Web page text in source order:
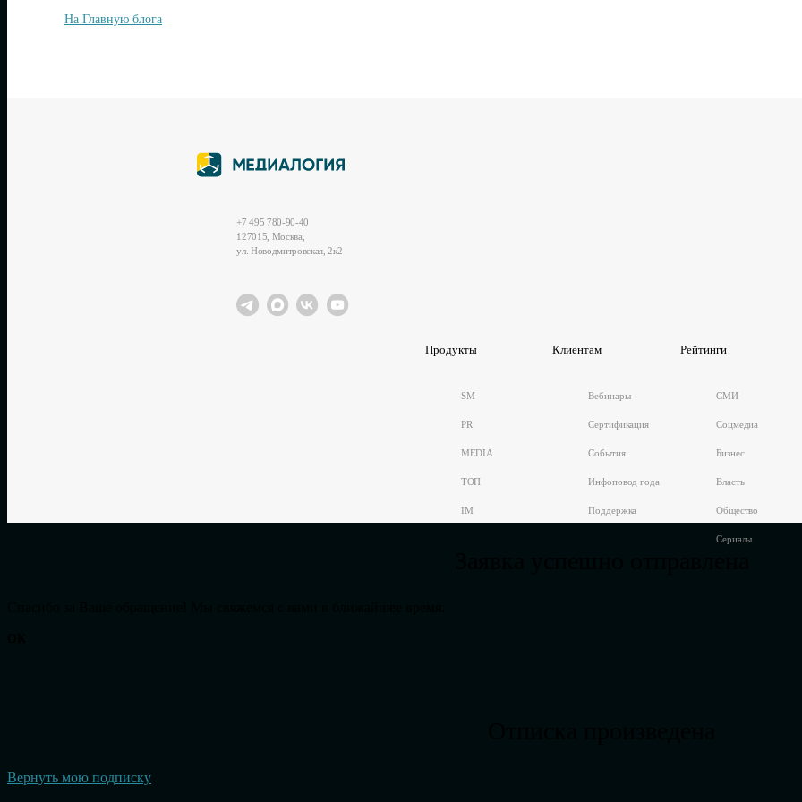
На Главную блога
+7 495 780-90-40
127015, Москва,
ул. Новодмитровская, 2к2
Продукты
SM
PR
MEDIA
ТОП
IM
Клиентам
Вебинары
Сертификация
События
Инфоповод года
Поддержка
Рейтинги
СМИ
Соцмедиа
Бизнес
Власть
Общество
Сериалы
Вернуть мою подписку